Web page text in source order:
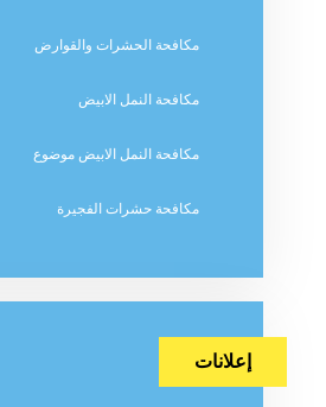
مكافحة الحشرات والقوارض
مكافحة النمل الابيض
مكافحة النمل الابيض موضوع
مكافحة حشرات الفجيرة
إعلانات